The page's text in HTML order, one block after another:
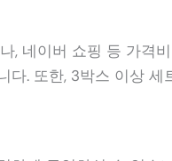
, 네이버 쇼핑 등 가격
. 또한, 3박스 이상 세